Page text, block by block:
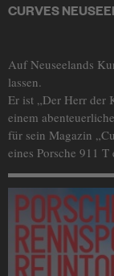
CURVES
Auf Neuseelands
lassen.
Er ist „Der Herr der
einem
für sein Magazin
eines Porsche 911 T